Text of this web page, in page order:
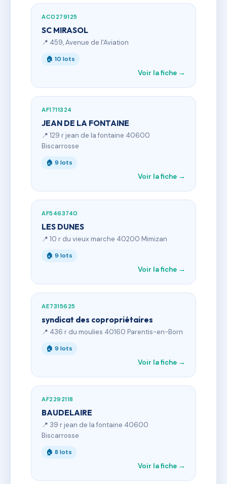
AC0279125
SC MIRASOL
📍 459, Avenue de l'Aviation
🏠 10 lots
Voir la fiche →
AF1711324
JEAN DE LA FONTAINE
📍 129 r jean de la fontaine 40600
Biscarrosse
🏠 9 lots
Voir la fiche →
AF5463740
LES DUNES
📍 10 r du vieux marche 40200 Mimizan
🏠 9 lots
Voir la fiche →
AE7315625
syndicat des copropriétaires
📍 436 r du moulies 40160 Parentis-en-Born
🏠 9 lots
Voir la fiche →
AF2292118
BAUDELAIRE
📍 39 r jean de la fontaine 40600
Biscarrosse
🏠 8 lots
Voir la fiche →